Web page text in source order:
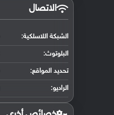
الاتصال
الشبكة اللاسلكية:
البلوتوث:
تحديد المواقع:
الراديو: